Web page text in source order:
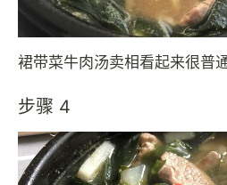
裙带菜牛肉汤卖相看起来很普
步骤 4